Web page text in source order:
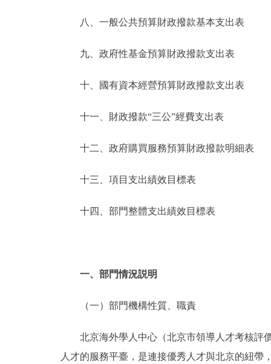
八、一般公共預算財政撥款基本支出表
九、政府性基金預算財政撥款支出表
十、國有資本經營預算財政撥款支出表
十一、財政撥款“三公”經費支出表
十二、政府購買服務預算財政撥款明細表
十三、項目支出績效目標表
十四、部門整體支出績效目標表
一、部門情況説明
（一）部門機構性質、職責
北京海外學人中心（北京市領導人才考核評價
人才的服務平臺，是連接優秀人才與北京的紐